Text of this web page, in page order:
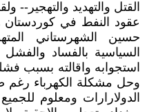
القتل والتهديد
عقود النفط في كوردستان
حسين الشهرستاني
السياسية بالفساد
استجوابه واقالته بسبب
وحل مشكلة الكهرباء
الدولارارات ومعلوم